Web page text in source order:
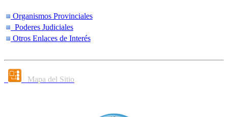
Organismos Provinciales
Poderes Judiciales
Otros Enlaces de Interés
Mapa del Sitio